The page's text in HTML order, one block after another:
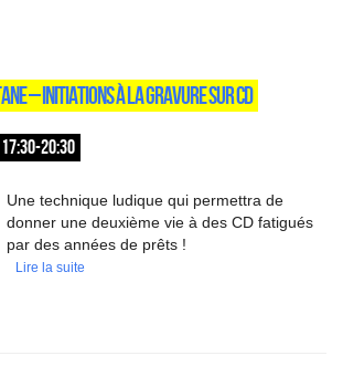
– INITIATIONS À LA GRAVURE SUR CD
17:30-20:30
Une technique ludique qui permettra de
donner une deuxième vie à des CD fatigués
par des années de prêts !
Lire la suite